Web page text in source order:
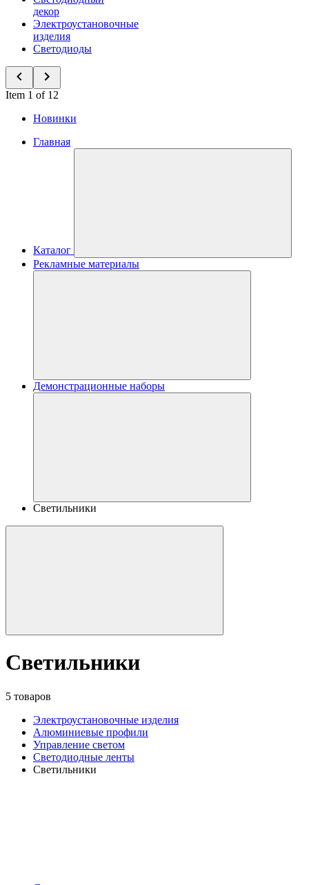
декор
Электроустановочные
изделия
Светодиоды
Item 1 of 12
Новинки
Главная
Каталог
Рекламные материалы
Демонстрационные наборы
Светильники
Светильники
5 товаров
Электроустановочные изделия
Алюминиевые профили
Управление светом
Светодиодные ленты
Светильники